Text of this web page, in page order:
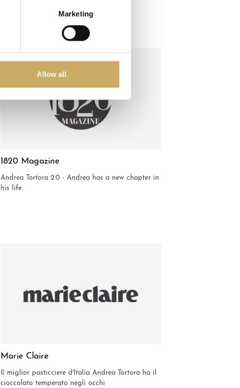
Marketing
Allow all
1820 Magazine
Andrea Tortora 2.0 - Andrea has a new chapter in
his life.
Marie Claire
Il miglior pasticciere d'Italia Andrea Tortora ha il
cioccolato temperato negli occhi